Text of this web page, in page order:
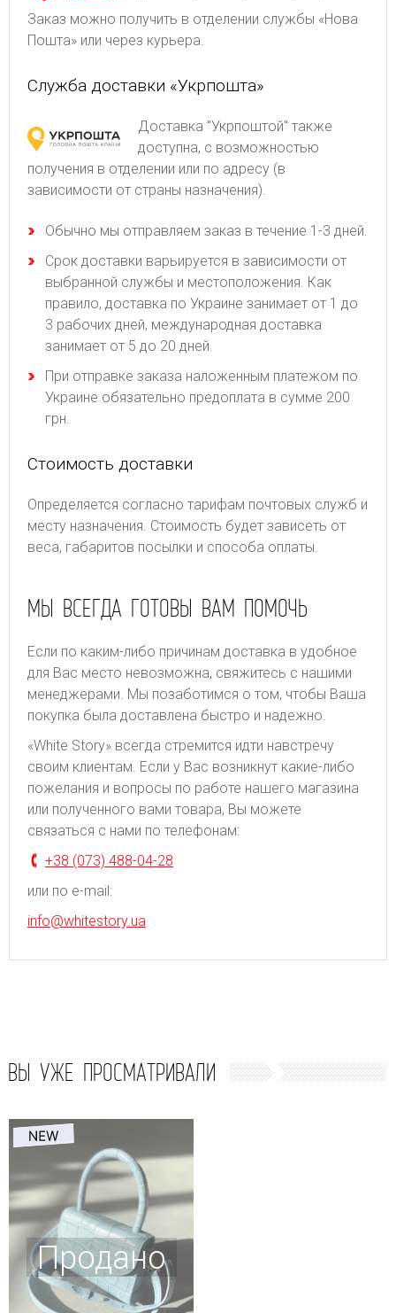
Заказ можно получить в отделении службы «Нова
Пошта» или через курьера.
Служба доставки «Укрпошта»
Доставка "Укрпоштой" также
доступна, с возможностью
получения в отделении или по адресу (в
зависимости от страны назначения).
Обычно мы отправляем заказ в течение 1-3 дней.
Срок доставки варьируется в зависимости от
выбранной службы и местоположения. Как
правило, доставка по Украине занимает от 1 до
3 рабочих дней, международная доставка
занимает от 5 до 20 дней.
При отправке заказа наложенным платежом по
Украине обязательно предоплата в сумме 200
грн.
Стоимость доставки
Определяется согласно тарифам почтовых служб и
месту назначения. Стоимость будет зависеть от
веса, габаритов посылки и способа оплаты.
МЫ ВСЕГДА ГОТОВЫ ВАМ ПОМОЧЬ
Если по каким-либо причинам доставка в удобное
для Вас место невозможна, свяжитесь с нашими
менеджерами. Мы позаботимся о том, чтобы Ваша
покупка была доставлена быстро и надежно.
«White Story» всегда стремится идти навстречу
своим клиентам. Если у Вас возникнут какие-либо
пожелания и вопросы по работе нашего магазина
или полученного вами товара, Вы можете
связаться с нами по телефонам:
+38 (073) 488-04-28
или по e-mail:
info@whitestory.ua
ВЫ УЖЕ ПРОСМАТРИВАЛИ
Продано